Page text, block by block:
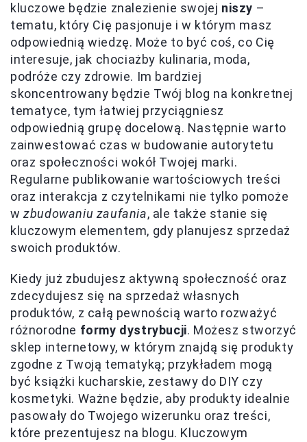
kluczowe będzie znalezienie swojej niszy –
tematu, który Cię pasjonuje i w którym masz
odpowiednią wiedzę. Może to być coś, co Cię
interesuje, jak chociażby kulinaria, moda,
podróże czy zdrowie. Im bardziej
skoncentrowany będzie Twój blog na konkretnej
tematyce, tym łatwiej przyciągniesz
odpowiednią grupę docelową. Następnie warto
zainwestować czas w budowanie autorytetu
oraz społeczności wokół Twojej marki.
Regularne publikowanie wartościowych treści
oraz interakcja z czytelnikami nie tylko pomoże
wzbudowaniu zaufania, ale także stanie się
kluczowym elementem, gdy planujesz sprzedaż
swoich produktów.
Kiedy już zbudujesz aktywną społeczność oraz
zdecydujesz się na sprzedaż własnych
produktów, z całą pewnością warto rozważyć
różnorodne formy dystrybucji. Możesz stworzyć
sklep internetowy, w którym znajdą się produkty
zgodne z Twoją tematyką; przykładem mogą
być książki kucharskie, zestawy do DIY czy
kosmetyki. Ważne będzie, aby produkty idealnie
pasowały do Twojego wizerunku oraz treści,
które prezentujesz na blogu. Kluczowym